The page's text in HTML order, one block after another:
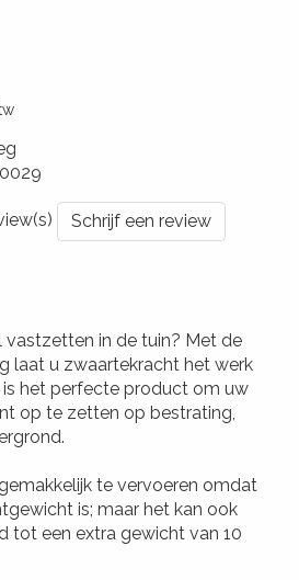
Schrijf een review
in de tuin? Met de
laat u zwaartekracht het werk
is het perfecte product om uw
op te zetten op bestrating,
te vervoeren omdat
is; maar het kan ook
tot een extra gewicht van 10